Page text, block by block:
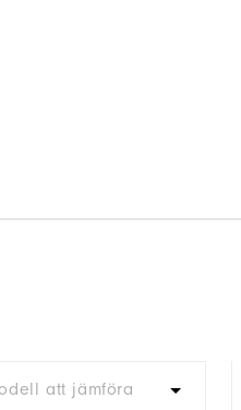
att jämföra